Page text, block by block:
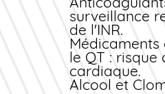
surveillance
de l'INR.
le QT : risque
cardiaque.
Alcool et